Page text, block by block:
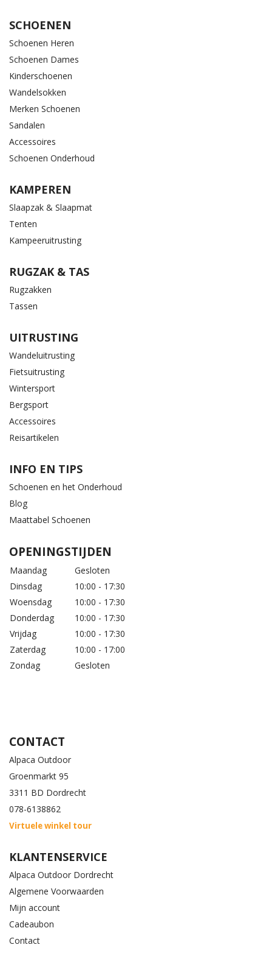
SCHOENEN
Schoenen Heren
Schoenen Dames
Kinderschoenen
Wandelsokken
Merken Schoenen
Sandalen
Accessoires
Schoenen Onderhoud
KAMPEREN
Slaapzak & Slaapmat
Tenten
Kampeeruitrusting
RUGZAK & TAS
Rugzakken
Tassen
UITRUSTING
Wandeluitrusting
Fietsuitrusting
Wintersport
Bergsport
Accessoires
Reisartikelen
INFO EN TIPS
Schoenen en het Onderhoud
Blog
Maattabel Schoenen
OPENINGSTIJDEN
Maandag
Gesloten
Dinsdag
10:00 - 17:30
Woensdag
10:00 - 17:30
Donderdag
10:00 - 17:30
Vrijdag
10:00 - 17:30
Zaterdag
10:00 - 17:00
Zondag
Gesloten
CONTACT
Alpaca Outdoor
Groenmarkt 95
3311 BD Dordrecht
078-6138862
Virtuele winkel tour
KLANTENSERVICE
Alpaca Outdoor Dordrecht
Algemene Voorwaarden
Mijn account
Cadeaubon
Contact